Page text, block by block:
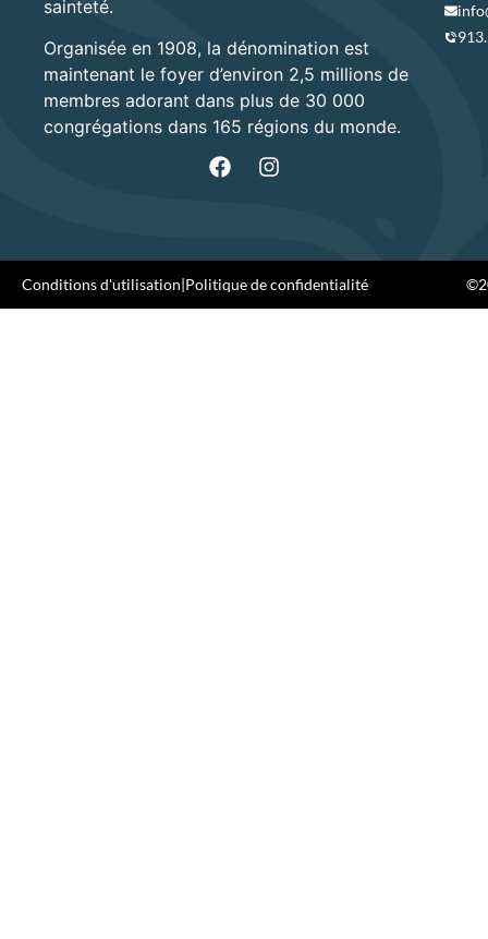
sainteté.
Organisée en 1908, la dénomination est
maintenant le foyer d’environ 2,5 millions de
membres adorant dans plus de 30 000
congrégations dans 165 régions du monde.
Conditions d'utilisation|Politique de confidentialité